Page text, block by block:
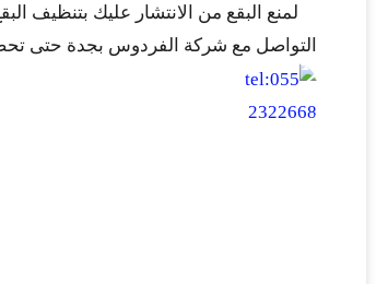
لمنع البقع من الانتشار عليك بتنظيف
التواصل مع شركة الفردوس بجدة حتى